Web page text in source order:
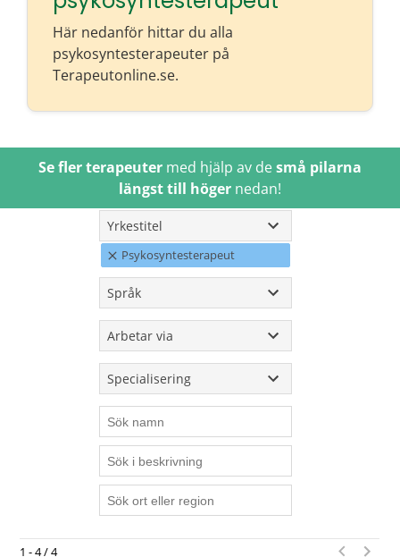
Här nedanför hittar du alla
psykosyntesterapeuter på
Terapeutonline.se.
Se fler terapeuter med hjälp av desmå pilarna
längst till höger nedan!